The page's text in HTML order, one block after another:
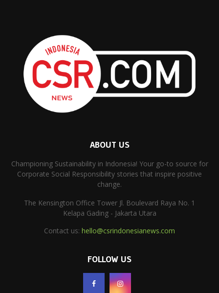
ABOUT US
Championing Sustainability in Indonesia! Your go-to source for
Corporate Social Responsibility stories that inspire positive
change.
The Kensington Office Tower Jl. Boulevard Raya No. 1
Kelapa Gading - Jakarta Utara
Contact us: hello@csrindonesianews.com
FOLLOW US